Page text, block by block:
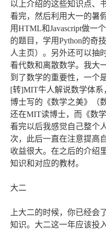
以上介绍的这些知识点、
看完，然后利用大一的暑
用HTML和Javascript做一
的题目，学用Python的奇
人主页）。另外还可以抽
看代数和离散数学。我大
到了数学的重要性，一个
[转]MIT牛人解说数学体系
博士写的《数学之美》（
还在MIT读博士，而《数
看完以后我感觉自己整个
次，此后一直在注意提高
收益很大。在之后的介绍
知识和对应的教材。
大二
上大二的时候，你已经会
知识。大二这一年应该投